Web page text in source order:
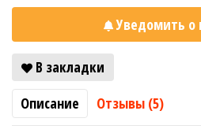
Уведомить о
В закладки
Описание
Отзывы (5)